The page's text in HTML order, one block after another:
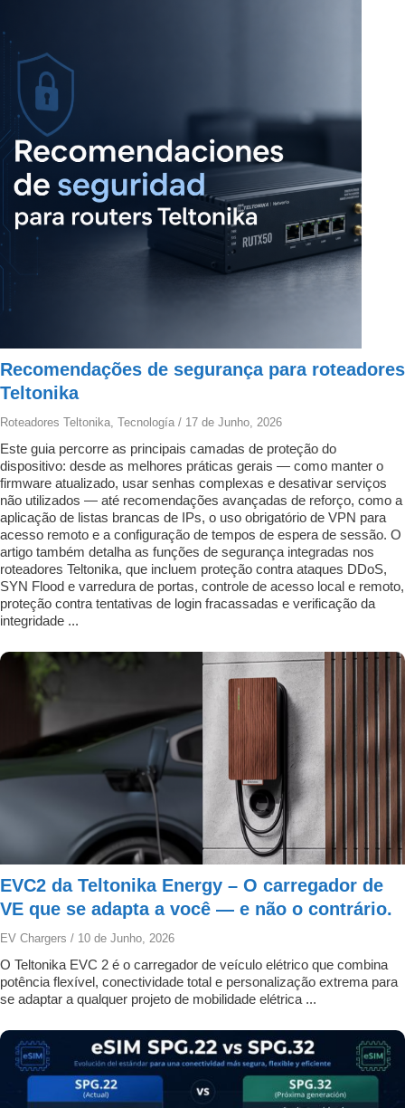
Recomendações de segurança para roteadores
Teltonika
Roteadores Teltonika, Tecnología / 17 de Junho, 2026
Este guia percorre as principais camadas de proteção do
dispositivo: desde as melhores práticas gerais — como manter o
firmware atualizado, usar senhas complexas e desativar serviços
não utilizados — até recomendações avançadas de reforço, como a
aplicação de listas brancas de IPs, o uso obrigatório de VPN para
acesso remoto e a configuração de tempos de espera de sessão. O
artigo também detalha as funções de segurança integradas nos
roteadores Teltonika, que incluem proteção contra ataques DDoS,
SYN Flood e varredura de portas, controle de acesso local e remoto,
proteção contra tentativas de login fracassadas e verificação da
integridade ...
EVC2 da Teltonika Energy – O carregador de
VE que se adapta a você — e não o contrário.
EV Chargers / 10 de Junho, 2026
O Teltonika EVC 2 é o carregador de veículo elétrico que combina
potência flexível, conectividade total e personalização extrema para
se adaptar a qualquer projeto de mobilidade elétrica ...